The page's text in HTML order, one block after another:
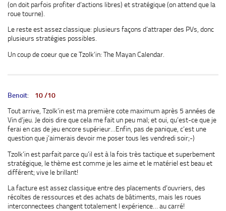
(on doit parfois profiter d’actions libres) et stratégique (on attend que la
roue tourne).
Le reste est assez classique: plusieurs façons d’attraper des PVs, donc
plusieurs stratégies possibles.
Un coup de coeur que ce Tzolk’in: The Mayan Calendar.
Benoit: 10 /10
Tout arrive, Tzolk’in est ma première cote maximum après 5 années de
Vin d’jeu. Je dois dire que cela me fait un peu mal; et oui, qu’est-ce que je
ferai en cas de jeu encore supérieur…Enfin, pas de panique, c’est une
question que j’aimerais devoir me poser tous les vendredi soir;-)
Tzolk’in est parfait parce qu’il est à la fois très tactique et superbement
stratégique, le thème est comme je les aime et le matériel est beau et
différent; vive le brillant!
La facture est assez classique entre des placements d’ouvriers, des
récoltes de ressources et des achats de bâtiments, mais les roues
interconnectees changent totalement l expérience… au carré!